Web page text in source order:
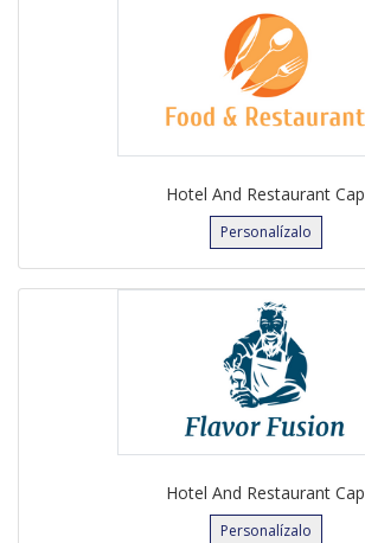
Hotel And Restaurant Cap
Personalízalo
Hotel And Restaurant Cap
Personalízalo